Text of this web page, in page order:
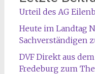
Urteil des AG
Heute im Landtag
Sachverständigen
DVF Direkt aus
Fredeburg zum